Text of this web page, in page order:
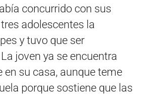
concurrido con sus
adolescentes la
y tuvo que ser
joven ya se encuentra
en su casa, aunque teme
porque sostiene que las